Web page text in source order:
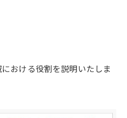
おける役割を説明いたしま